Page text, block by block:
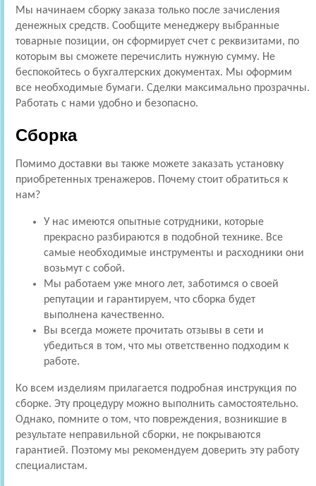
Мы начинаем сборку заказа только после зачисления
денежных средств. Сообщите менеджеру выбранные
товарные позиции, он сформирует счет с реквизитами, по
которым вы сможете перечислить нужную сумму. Не
беспокойтесь о бухгалтерских документах. Мы оформим
все необходимые бумаги. Сделки максимально прозрачны.
Работать с нами удобно и безопасно.
Сборка
Помимо доставки вы также можете заказать установку
приобретенных тренажеров. Почему стоит обратиться к
нам?
У нас имеются опытные сотрудники, которые
прекрасно разбираются в подобной технике. Все
самые необходимые инструменты и расходники они
возьмут с собой.
Мы работаем уже много лет, заботимся о своей
репутации и гарантируем, что сборка будет
выполнена качественно.
Вы всегда можете прочитать отзывы в сети и
убедиться в том, что мы ответственно подходим к
работе.
Ко всем изделиям прилагается подробная инструкция по
сборке. Эту процедуру можно выполнить самостоятельно.
Однако, помните о том, что повреждения, возникшие в
результате неправильной сборки, не покрываются
гарантией. Поэтому мы рекомендуем доверить эту работу
специалистам.